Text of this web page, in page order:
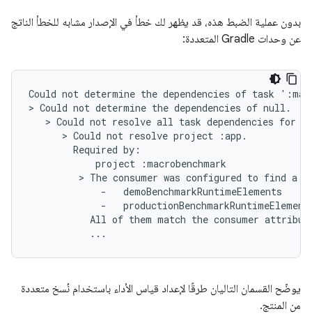
بدون عملية الضبط هذه، قد يظهر لك خطأ في الإصدار مشابه للخطأ الناتج
عن وحدات Gradle المتعددة:
Could not determine the dependencies of task
> Could not determine the dependencies of null.
> Could not resolve all task dependencies for
      > Could not resolve project :app.
        Required by:
            project :macrobenchmark
> The consumer was configured to find a
             -   demoBenchmarkRuntimeElements
-
All of them match the consumer
يوضّح القسمان التاليان طرقًا لإعداد قياس الأداء باستخدام نُسخ متعددة
من المنتج.